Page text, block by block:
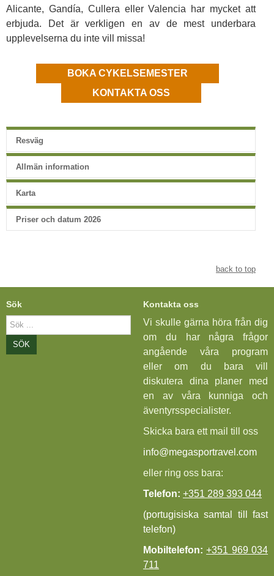
Alicante, Gandía, Cullera eller Valencia har mycket att
erbjuda. Det är verkligen en av de mest underbara
upplevelserna du inte vill missa!
BOKA CYKELSEMESTER
KONTAKTA OSS
Resväg
Allmän information
Karta
Priser och datum 2026
back to top
Sök
Sök
...
SÖK
Kontakta oss
Vi skulle gärna höra från dig
om du har några frågor
angående våra program
eller om du bara vill
diskutera dina planer med
en av våra kunniga och
äventyrsspecialister.
Skicka bara ett mail till oss
info@megasportravel.com
eller ring oss bara:
Telefon: +351 289 393 044
(portugisiska samtal till fast
telefon)
Mobiltelefon: +351 969 034
711